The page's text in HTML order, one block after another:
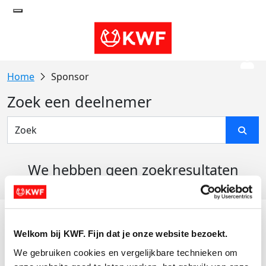
Welkom bij KWF. Fijn dat je onze website bezoekt.
We gebruiken cookies en vergelijkbare technieken om
Sponsor
Zoek een deelnemer
We hebben geen zoekresultaten
Actiematerialen
Evenementen